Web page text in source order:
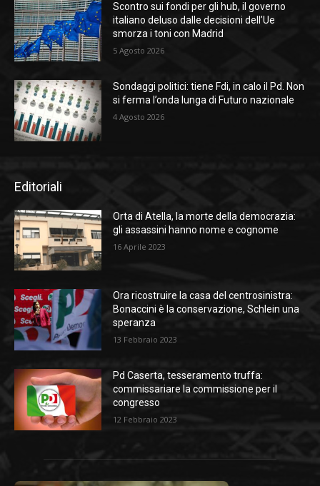
Scontro sui fondi per gli hub, il governo
italiano deluso dalle decisioni dell’Ue
smorza i toni con Madrid
5 Agosto 2026
Sondaggi politici: tiene Fdi, in calo il Pd. Non
si ferma l’onda lunga di Futuro nazionale
4 Agosto 2026
Editoriali
Orta di Atella, la morte della democrazia:
gli assassini hanno nome e cognome
16 Aprile 2023
Ora ricostruire la casa del centrosinistra:
Bonaccini è la conservazione, Schlein una
speranza
13 Febbraio 2023
Pd Caserta, tesseramento truffa:
commissariare la commissione per il
congresso
12 Febbraio 2023